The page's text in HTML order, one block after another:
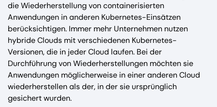
die Wiederherstellung von containerisierten
Anwendungen in anderen Kubernetes-Einsätzen
berücksichtigen. Immer mehr Unternehmen nutzen
hybride Clouds mit verschiedenen Kubernetes-
Versionen, die in jeder Cloud laufen. Bei der
Durchführung von Wiederherstellungen möchten sie
Anwendungen möglicherweise in einer anderen Cloud
wiederherstellen als der, in der sie ursprünglich
gesichert wurden.